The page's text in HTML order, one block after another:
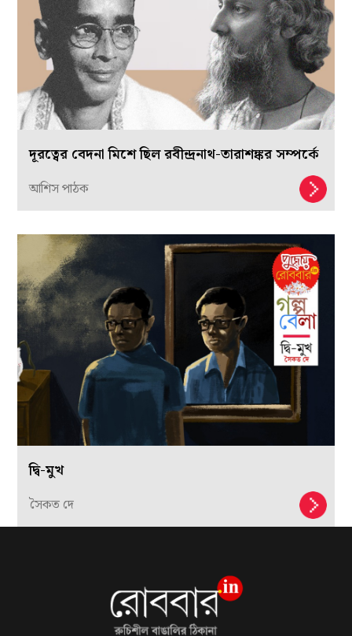
দূরত্বের বেদনা মিশে ছিল রবীন্দ্রনাথ-তারাশঙ্কর সম্পর্কে
আশিস পাঠক
দ্বি-মুখ
সৈকত দে